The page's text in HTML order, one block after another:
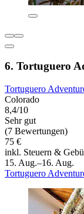
6. Tortuguero
Tortuguero
Colorado
8,4/10
Sehr gut
(7 Bewertungen)
75 €
inkl. Steuern &
15. Aug.–16. Aug.
Tortuguero